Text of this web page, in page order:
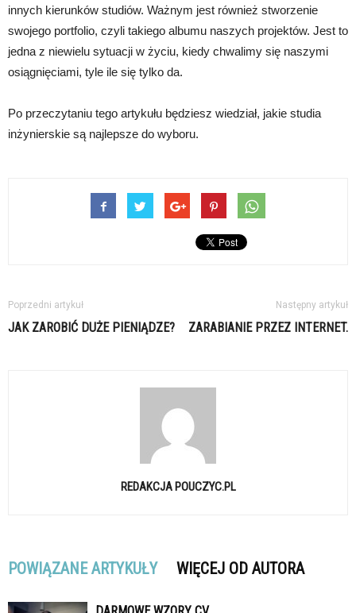
innych kierunków studiów. Ważnym jest również stworzenie
swojego portfolio, czyli takiego albumu naszych projektów. Jest to
jedna z niewielu sytuacji w życiu, kiedy chwalimy się naszymi
osiągnięciami, tyle ile się tylko da.
Po przeczytaniu tego artykułu będziesz wiedział, jakie studia
inżynierskie są najlepsze do wyboru.
Poprzedni artykuł
JAK ZAROBIĆ DUŻE PIENIĄDZE?
Następny artykuł
ZARABIANIE PRZEZ INTERNET.
REDAKCJA POUCZYC.PL
POWIĄZANE ARTYKUŁY WIĘCEJ OD AUTORA